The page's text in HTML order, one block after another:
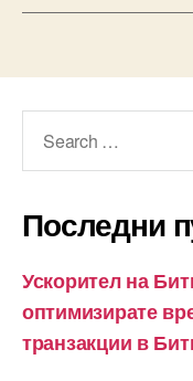
Последни
Ускорител на
оптимизирате
транзакции в